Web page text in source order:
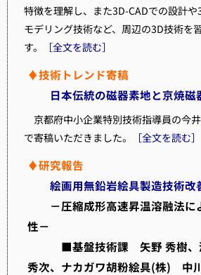
特徴を理解し、また3D-CADでの設計
モデリング技術など、周辺の3D技術を
す。
［全文を読む］
♦技術トレンド寄稿
日本伝統の磁器素地と京焼磁
京都府中小企業特別技術指導員の今
で寄稿いただきました。
［全文を読む］
♦研究報告
絵画用無鉛岩絵具製造技術改
－圧縮成形高速昇温溶融法に
性－
■基盤技術課 矢野 秀樹、
秀次、ナカガワ胡粉絵具(株) 中